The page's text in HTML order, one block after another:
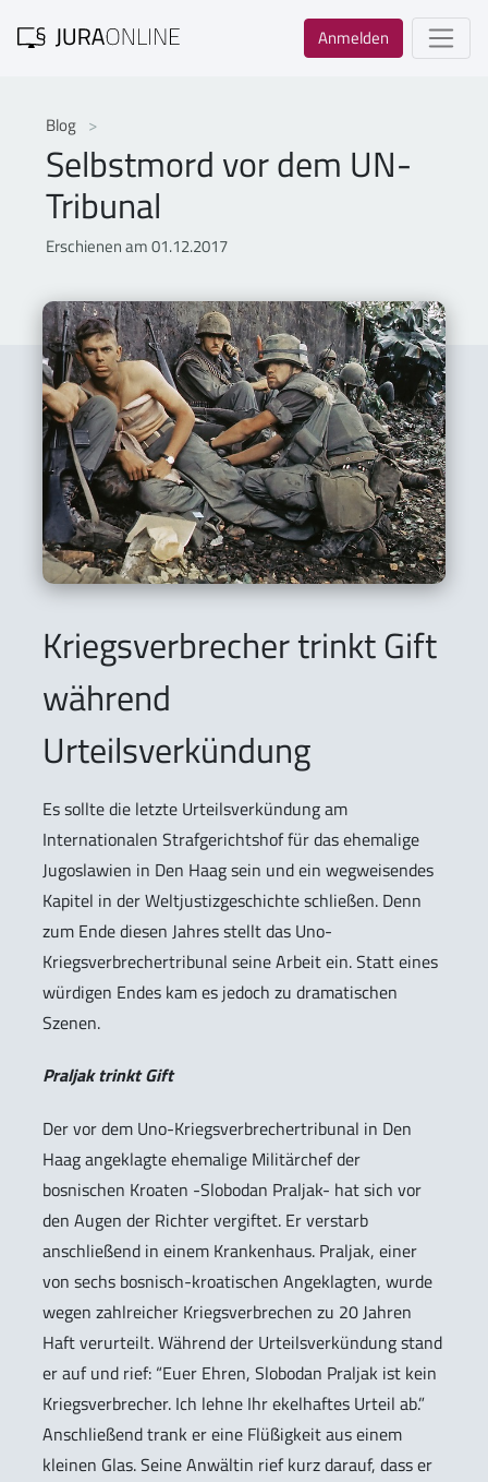
Anmelden
Blog
Selbstmord vor dem UN-
Tribunal
Erschienen am 01.12.2017
Kriegsverbrecher trinkt Gift
während
Urteilsverkündung
Es sollte die letzte Urteilsverkündung am
Internationalen Strafgerichtshof für das ehemalige
Jugoslawien in Den Haag sein und ein wegweisendes
Kapitel in der Weltjustizgeschichte schließen. Denn
zum Ende diesen Jahres stellt das Uno-
Kriegsverbrechertribunal seine Arbeit ein. Statt eines
würdigen Endes kam es jedoch zu dramatischen
Szenen.
Praljak trinkt Gift
Der vor dem Uno-Kriegsverbrechertribunal in Den
Haag angeklagte ehemalige Militärchef der
bosnischen Kroaten -Slobodan Praljak- hat sich vor
den Augen der Richter vergiftet. Er verstarb
anschließend in einem Krankenhaus. Praljak, einer
von sechs bosnisch-kroatischen Angeklagten, wurde
wegen zahlreicher Kriegsverbrechen zu 20 Jahren
Haft verurteilt. Während der Urteilsverkündung stand
er auf und rief: “Euer Ehren, Slobodan Praljak ist kein
Kriegsverbrecher. Ich lehne Ihr ekelhaftes Urteil ab.”
Anschließend trank er eine Flüßigkeit aus einem
kleinen Glas. Seine Anwältin rief kurz darauf, dass er